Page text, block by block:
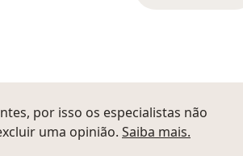
por isso os especialistas não
uma opinião. Saiba mais.